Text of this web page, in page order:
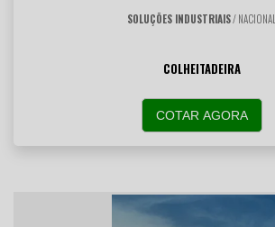
SOLUÇÕES INDUSTRIAIS/ NACIONAL
COLHEITADEIRA
COTAR AGORA